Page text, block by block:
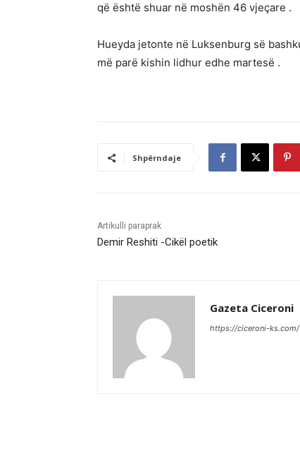
që është shuar në moshën 46 vjeçare .
Hueyda jetonte në Luksenburg së
më parë kishin lidhur edhe martesë .
Shpërndaje
Artikulli paraprak
Demir Reshiti -Cikël poetik
Gazeta Ciceroni
https://ciceroni-ks.com/